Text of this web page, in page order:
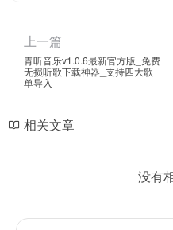
上一篇
青听音乐v1.0.6最新官方版_免费
无损听歌下载神器_支持四大歌
单导入
相关文章
没有